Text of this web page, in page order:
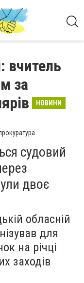
вчитель
за
НОВИНИ
судовий
двоє
обласній
для
на річці
заходів